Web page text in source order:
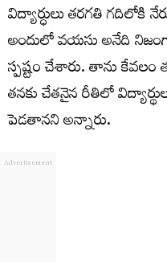
విద్యార్ధులు తరగతి గదిలోకి
అందులో వయసు అనేది
స్పష్టం చేశారు. తాను
తనకు చేతనైన రీతిలో
పెడతానని అన్నారు.